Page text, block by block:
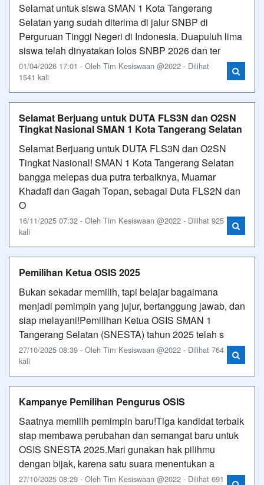
Selamat untuk siswa SMAN 1 Kota Tangerang
Selatan yang sudah diterima di jalur SNBP di
Perguruan Tinggi Negeri di Indonesia. Duapuluh lima
siswa telah dinyatakan lolos SNBP 2026 dan ter
01/04/2026 17:01 - Oleh Tim Kesiswaan @2022 - Dilihat
1541 kali
Selamat Berjuang untuk DUTA FLS3N dan O2SN
Tingkat Nasional SMAN 1 Kota Tangerang Selatan
Selamat Berjuang untuk DUTA FLS3N dan O2SN
Tingkat Nasional! SMAN 1 Kota Tangerang Selatan
bangga melepas dua putra terbaiknya, Muamar
Khadafi dan Gagah Topan, sebagai Duta FLS2N dan
O
16/11/2025 07:32 - Oleh Tim Kesiswaan @2022 - Dilihat 925
kali
Pemilihan Ketua OSIS 2025
Bukan sekadar memilih, tapi belajar bagaimana
menjadi pemimpin yang jujur, bertanggung jawab, dan
siap melayani!Pemilihan Ketua OSIS SMAN 1
Tangerang Selatan (SNESTA) tahun 2025 telah s
27/10/2025 08:39 - Oleh Tim Kesiswaan @2022 - Dilihat 764
kali
Kampanye Pemilihan Pengurus OSIS
Saatnya memilih pemimpin baru!Tiga kandidat terbaik
siap membawa perubahan dan semangat baru untuk
OSIS SNESTA 2025.Mari gunakan hak pilihmu
dengan bijak, karena satu suara menentukan a
27/10/2025 08:29 - Oleh Tim Kesiswaan @2022 - Dilihat 691